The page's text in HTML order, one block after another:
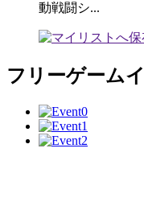
動戦闘シ...
フリーゲーム